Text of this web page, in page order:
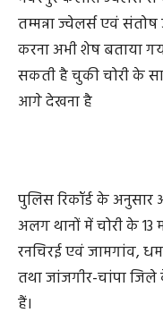
पुलिस ने आरोपी की
भंवरपुर कैलाश ज्वेलर्स से
तम्मन्ना ज्वेलर्स एवं
करना अभी शेष बताया
पुलिस रिकॉर्ड के
अलग थानों में चोरी के 13
रनचिरई एवं जामगांव,